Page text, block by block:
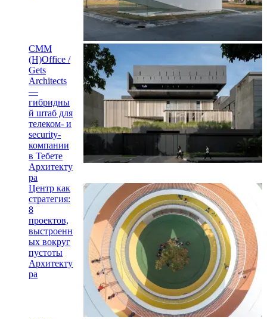
CMM
(H)Office /
Gets
Architects
—
гибридны
й штаб для
телеком- и
security-
компании
в Тебете
Архитекту
ра
Центр как
стратегия:
8
проектов,
выстроенн
ых вокруг
пустоты
Архитекту
ра